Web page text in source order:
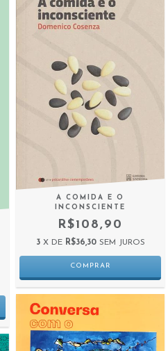
A COMIDA E O
INCONSCIENTE
R$108,90
3 X DE R$36,30 SEM JUROS